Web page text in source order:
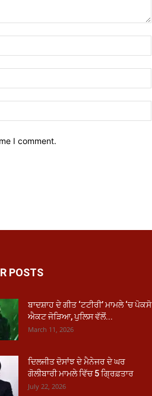
I comment.
POSTS
ਬਾਦਸ਼ਾਹ ਦੇ ਗੀਤ ‘ਟਟੀਰੀ’ ਮਾਮਲੇ ‘ਚ ਪੋਕਸੋ
ਐਕਟ ਜੋੜਿਆ, ਪੁਲਿਸ ਵੱਲੋਂ...
March 11, 2026
ਦਿਲਜੀਤ ਦੋਸਾਂਝ ਦੇ ਮੈਨੇਜਰ ਦੇ ਘਰ
ਗੋਲੀਬਾਰੀ ਮਾਮਲੇ ਵਿੱਚ 5 ਗ੍ਰਿਫ਼ਤਾਰ
July 22, 2026